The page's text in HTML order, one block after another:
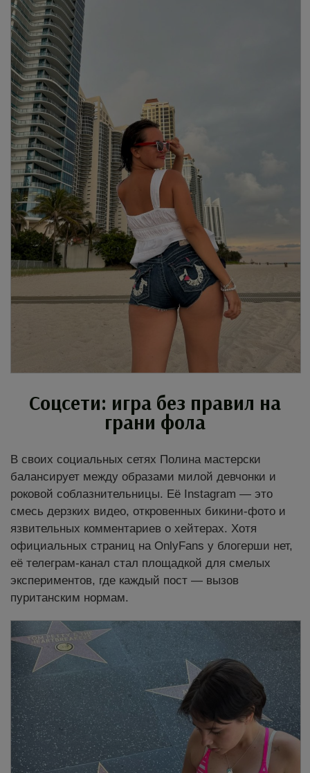
Соцсети: игра без правил на
грани фола
В своих социальных сетях Полина мастерски
балансирует между образами милой девчонки и
роковой соблазнительницы. Её Instagram — это
смесь дерзких видео, откровенных бикини-фото и
язвительных комментариев о хейтерах. Хотя
официальных страниц на OnlyFans у блогерши нет,
её телеграм-канал стал площадкой для смелых
экспериментов, где каждый пост — вызов
пуританским нормам.